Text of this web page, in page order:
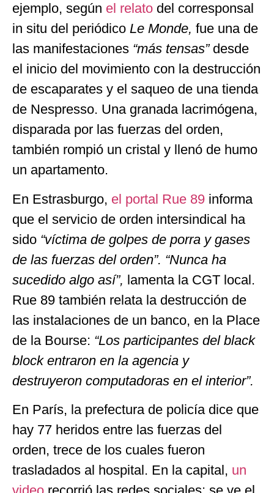
ejemplo, según el relato del corresponsal
in situ del periódico Le Monde, fue una de
las manifestaciones “más tensas” desde
el inicio del movimiento con la destrucción
de escaparates y el saqueo de una tienda
de Nespresso. Una granada lacrimógena,
disparada por las fuerzas del orden,
también rompió un cristal y llenó de humo
un apartamento.
En Estrasburgo, el portal Rue 89 informa
que el servicio de orden intersindical ha
sido “víctima de golpes de porra y gases
de las fuerzas del orden”. “Nunca ha
sucedido algo así”, lamenta la CGT local.
Rue 89 también relata la destrucción de
las instalaciones de un banco, en la Place
de la Bourse: “Los participantes del black
block entraron en la agencia y
destruyeron computadoras en el interior”.
En París, la prefectura de policía dice que
hay 77 heridos entre las fuerzas del
orden, trece de los cuales fueron
trasladados al hospital. En la capital, un